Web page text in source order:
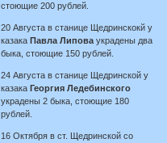
стоющие 200 рублей.
20 Августа в станице Щедринскокй у
казака Павла Липова украдены два
быка, стоющие 150 рублей.
24 Августа в станице Щедринской у
казака Георгия Ледебинского
украдены 2 быка, стоющие 180
рублей.
16 Октября в ст. Щедринской со